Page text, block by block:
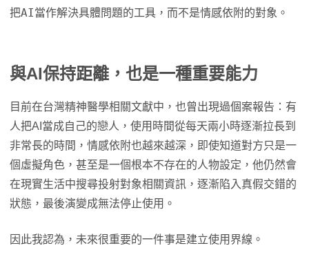
把AI當作解決具體問題的工具，而不是情感依附的對象。
與AI保持距離，也是一種重要能力
目前在台灣精神醫學相關文獻中，也曾出現過個案報告：有
人把AI當成自己的戀人，使用時間從每天兩小時逐漸拉長到
非常長的時間，情感依附也越來越深，即使知道對方只是一
個虛擬角色，甚至是一個根本不存在的人物設定，他仍然會
在現實生活中搜尋投射對象相關資訊，逐漸陷入真假交錯的
狀態，最後演變成無法停止使用。
因此我認為，未來很重要的一件事是建立使用界線。